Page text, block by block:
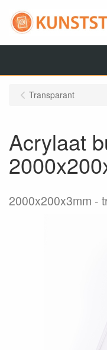
Transparant
Acrylaat
2000x200x3mm